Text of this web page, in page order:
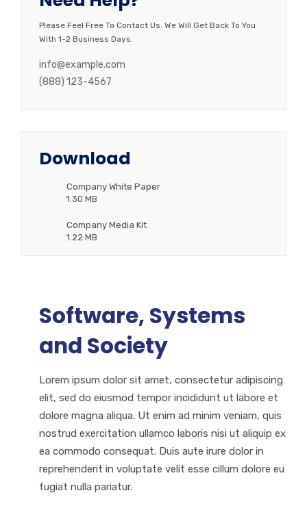
Please Feel Free To Contact Us. We Will Get Back To You
With 1-2 Business Days.
info@example.com
(888) 123-4567
Download
Company White Paper
1.30 MB
Company Media Kit
1.22 MB
Software, Systems
and Society
Lorem ipsum dolor sit amet, consectetur adipiscing
elit, sed do eiusmod tempor incididunt ut labore et
dolore magna aliqua. Ut enim ad minim veniam, quis
nostrud exercitation ullamco laboris nisi ut aliquip ex
ea commodo consequat. Duis aute irure dolor in
reprehenderit in voluptate velit esse cillum dolore eu
fugiat nulla pariatur.